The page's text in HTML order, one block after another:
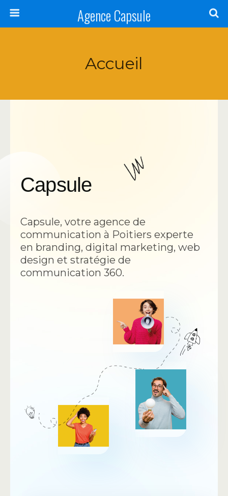
Agence Capsule
Accueil
Capsule
Capsule, votre agence de
communication à Poitiers experte
en branding, digital marketing, web
design et stratégie de
communication 360.